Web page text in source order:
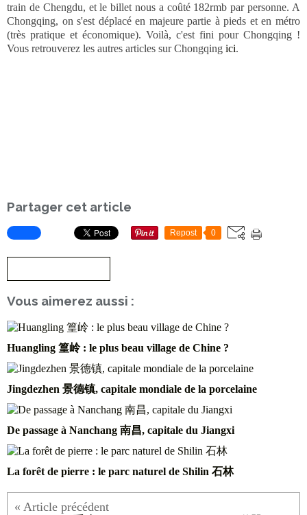
train de Chengdu, et le billet nous a coûté 182rmb par personne. A
Chongqing, on s'est déplacé en majeure partie à pieds et en métro
(très pratique et économique). Voilà, c'est fini pour Chongqing !
Vous retrouverez les autres articles sur Chongqing ici.
Partager cet article
Repost 0
Vous aimerez aussi :
Huangling 篁岭 : le plus beau village de Chine ?
Jingdezhen 景德镇, capitale mondiale de la porcelaine
De passage à Nanchang 南昌, capitale du Jiangxi
La forêt de pierre : le parc naturel de Shilin 石林